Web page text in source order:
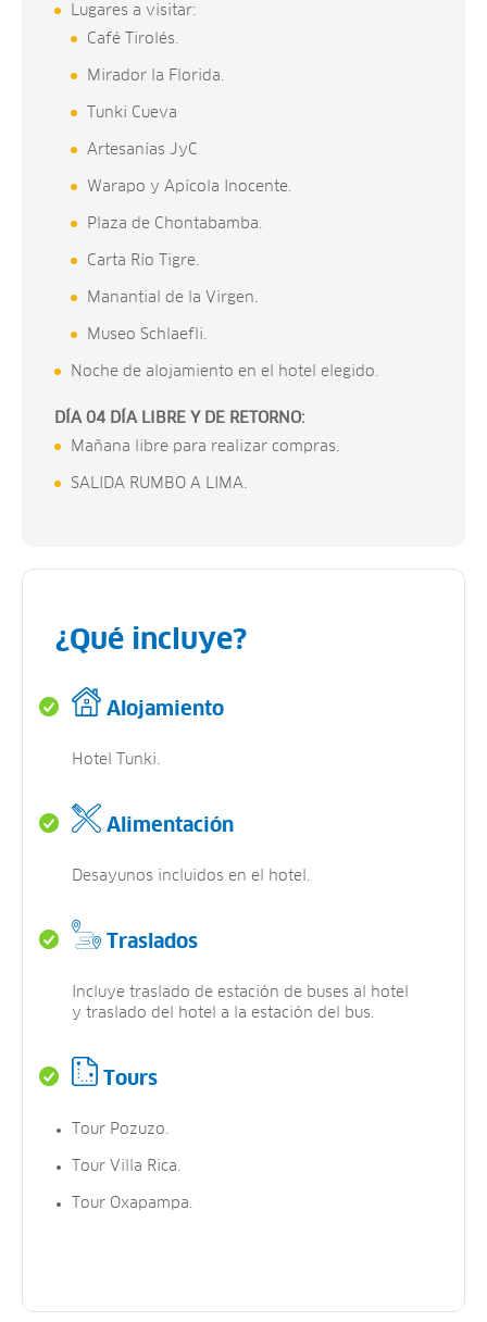
Lugares a visitar:
Café Tirolés.
Mirador la Florida.
Tunki Cueva
Artesanías JyC
Warapo y Apícola Inocente.
Plaza de Chontabamba.
Carta Río Tigre.
Manantial de la Virgen.
Museo Schlaefli.
Noche de alojamiento en el hotel elegido.
DÍA 04 DÍA LIBRE Y DE RETORNO:
Mañana libre para realizar compras.
SALIDA RUMBO A LIMA.
¿Qué incluye?
Alojamiento
Hotel Tunki.
Alimentación
Desayunos incluidos en el hotel.
Traslados
Incluye traslado de estación de buses al hotel
y traslado del hotel a la estación del bus.
Tours
Tour Pozuzo.
Tour Villa Rica.
Tour Oxapampa.